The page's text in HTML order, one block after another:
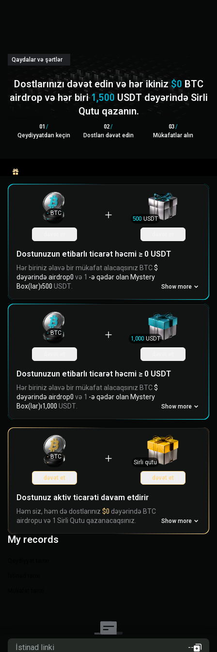
Dostlarınızı dəvət edin və hər ikiniz$0 BTC
airdrop və hər biri1,500 USDT dəyərində Sirli
Qutu qazanın.
01 /
Qeydiyyatdan keçin
02/
Dostları dəvət edin
03/
Mükafatlar alın
İstinad linki --
Qaydalar və şərtlər
Dostunuzun etibarlı ticarət həcmi ≥ 0 USDT
Hər biriniz əlavə bir mükafat alacaqsınız BTC $
dəyərində airdrop0 və 1 -ə qədər olan Mystery
Box(lar)ı500 USDT. Show more
-
-
BTC
500 USDT
Dostunuzun etibarlı ticarət həcmi ≥ 0 USDT
Hər biriniz əlavə bir mükafat alacaqsınız BTC $
dəyərində airdrop0 və 1 -ə qədər olan Mystery
Box(lar)ı1,000 USDT. Show more
-
-
BTC
1,000 USDT
Dostunuz aktiv ticarəti davam etdirir
Həm siz, həm də dostlarınız $0 dəyərində BTC
airdropu və 1 Sirli Qutu qazanacaqsınız.
Show more
-
-
BTC
dəvət et
Sirli qutu
dəvət et
My records